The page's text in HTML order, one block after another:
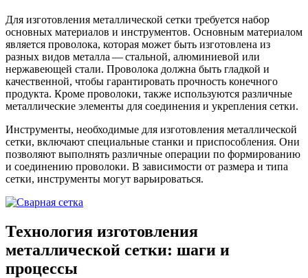
Квадрат
латунный
Круг
латунный
(пруток)
Лента
латунная
Лист
Труба
латунная
Шина
медная
Круг
медная
медный
и
Задвижки
чугунные
Группы
Ванны и
Фитинги
Фитинги
резьбовые
Для изготовления металлической сетки требуется набор
основных материалов и инструментов. Основным материалом
является проволока, которая может быть изготовлена из
разных видов металла — стальной, алюминиевой или
нержавеющей стали. Проволока должна быть гладкой и
качественной, чтобы гарантировать прочность конечного
продукта. Кроме проволоки, также используются различные
металлические элементы для соединения и укрепления сетки.
Инструменты, необходимые для изготовления металлической
сетки, включают специальные станки и приспособления. Они
позволяют выполнять различные операции по формированию
и соединению проволоки. В зависимости от размера и типа
сетки, инструменты могут варьироваться.
Технология изготовления
металлической сетки: шаги и
процессы